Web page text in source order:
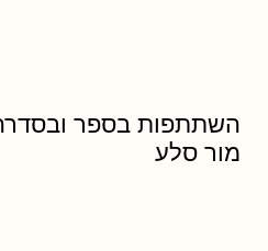
השתתפות בספר
מור סלע